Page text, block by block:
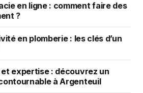
en ligne : comment faire des
?
en plomberie : les clés d’un
expertise : découvrez un
à Argenteuil